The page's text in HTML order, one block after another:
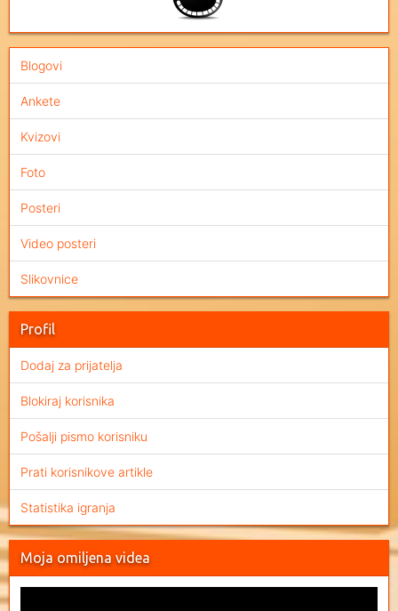
Blogovi
Ankete
Kvizovi
Foto
Posteri
Video posteri
Slikovnice
Profil
Dodaj za prijatelja
Blokiraj korisnika
Pošalji pismo korisniku
Prati korisnikove artikle
Statistika igranja
Moja omiljena videa